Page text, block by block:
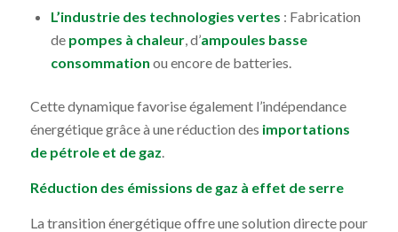
L’industrie des technologies vertes : Fabrication
de pompes à chaleur, d’ampoules basse
consommation ou encore de batteries.
Cette dynamique favorise également l’indépendance
énergétique grâce à une réduction des importations
de pétrole et de gaz.
Réduction des émissions de gaz à effet de serre
La transition énergétique offre une solution directe pour